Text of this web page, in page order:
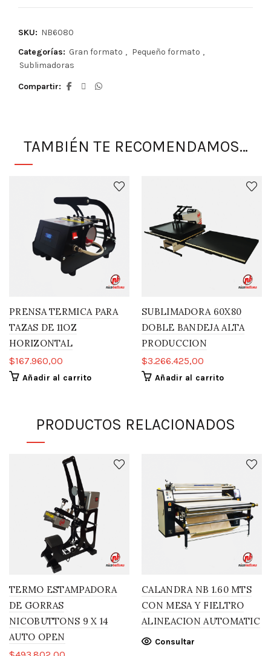
SKU: NB6080
Categorías: Gran formato , Pequeño formato ,
Sublimadoras
Compartir
TAMBIÉN TE RECOMENDAMOS…
PRENSA TERMICA PARA
TAZAS DE 11OZ
HORIZONTAL
$167.960,00
Añadir al carrito
SUBLIMADORA 60X80
DOBLE BANDEJA ALTA
PRODUCCION
$3.266.425,00
Añadir al carrito
PRODUCTOS RELACIONADOS
TERMO ESTAMPADORA
DE GORRAS
NICOBUTTONS 9 X 14
AUTO OPEN
CALANDRA NB 1.60 MTS
CON MESA Y FIELTRO
ALINEACION AUTOMATIC
Consultar